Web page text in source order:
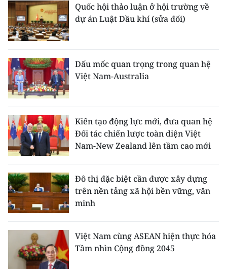
Quốc hội thảo luận ở hội trường về
dự án Luật Dầu khí (sửa đổi)
Dấu mốc quan trọng trong quan hệ
Việt Nam-Australia
Kiến tạo động lực mới, đưa quan hệ
Đối tác chiến lược toàn diện Việt
Nam-New Zealand lên tầm cao mới
Đô thị đặc biệt cần được xây dựng
trên nền tảng xã hội bền vững, văn
minh
Việt Nam cùng ASEAN hiện thực hóa
Tầm nhìn Cộng đồng 2045